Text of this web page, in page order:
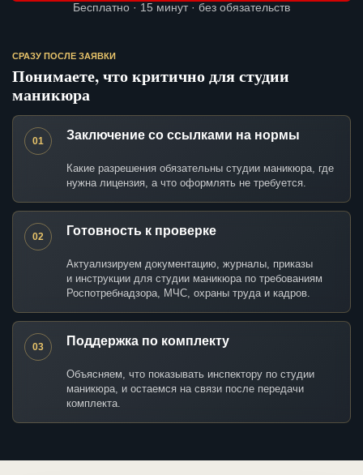
Бесплатно · 15 минут · без обязательств
СРАЗУ ПОСЛЕ ЗАЯВКИ
Понимаете, что критично для студии
маникюра
01 Заключение со ссылками на нормы
Какие разрешения обязательны студии маникюра, где
нужна лицензия, а что оформлять не требуется.
02 Готовность к проверке
Актуализируем документацию, журналы, приказы
и инструкции для студии маникюра по требованиям
Роспотребнадзора, МЧС, охраны труда и кадров.
03 Поддержка по комплекту
Объясняем, что показывать инспектору по студии
маникюра, и остаемся на связи после передачи
комплекта.